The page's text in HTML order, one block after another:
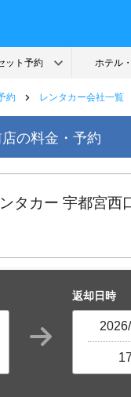
約 レンタカー会社一覧
の料金・予約
タカー 宇都宮西
返却日時